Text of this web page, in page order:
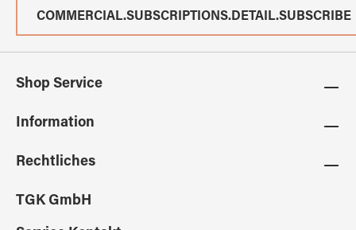
COMMERCIAL.SUBSCRIPTIONS.DETAIL.SUBSCRIBE
Shop Service
Information
Rechtliches
TGK GmbH